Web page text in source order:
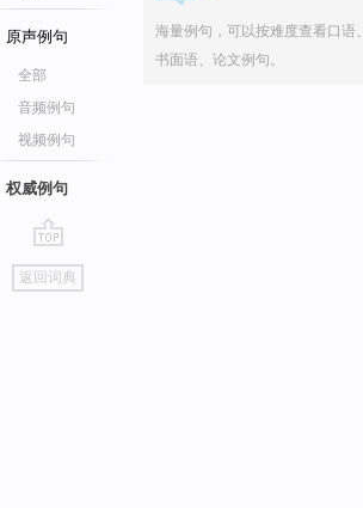
原声例句
全部
音频例句
视频例句
权威例句
go
top
返回词典
海量例句，可以按难度查看口语、
书面语、论文例句。